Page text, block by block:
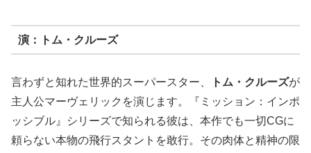
演：トム・クルーズ
言わずと知れた世界的スーパースター、 トム・クルーズが
主人公マーヴェリックを演じます。『ミッション：インポ
ッシブル』シリーズで知られる彼は、本作でも一切CGに
頼らない本物の飛行スタントを敢行。その肉体と精神の限